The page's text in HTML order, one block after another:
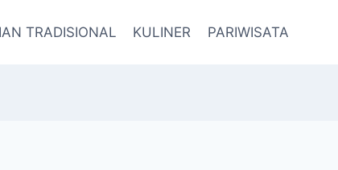
TRADISIONAL KULINER PARIWISATA